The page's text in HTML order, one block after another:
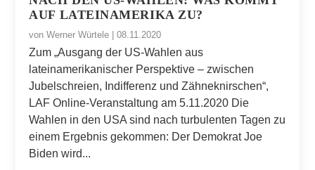
AUF LATEINAMERIKA ZU?
vonWerner Würtele |08.11.2020
Zum „Ausgang der US-Wahlen aus
lateinamerikanischer Perspektive – zwischen
Jubelschreien, Indifferenz und Zähneknirschen“,
LAF Online-Veranstaltung am 5.11.2020 Die
Wahlen in den USA sind nach turbulenten Tagen zu
einem Ergebnis gekommen: Der Demokrat Joe
Biden wird...